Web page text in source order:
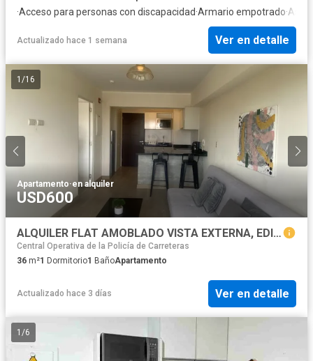
·Acceso para personas con discapacidad·Armario empotrado·
Actualizado hace 1 semana Ver en detalle
1 /16
Apartamento·en alquiler
USD600
ALQUILER FLAT AMOBLADO VISTA EXTERNA, EDIFICIO MODERNO CON AREAS COMUNES
Central Operativa de la Policía de Carreteras
36 m²1 Dormitorio1 BañoApartamento
Actualizado hace 3 días Ver en detalle
1 /6